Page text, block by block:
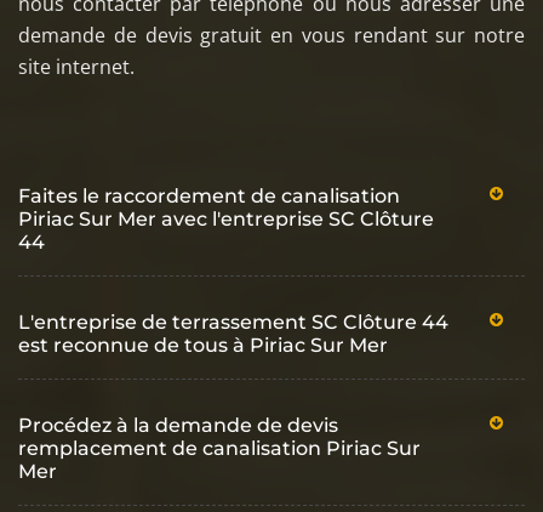
demande de devis gratuit en vous rendant sur notre
site internet.
Faites le raccordement de canalisation
Piriac Sur Mer avec l'entreprise SC Clôture
44
L'entreprise de terrassement SC Clôture 44
est reconnue de tous à Piriac Sur Mer
Procédez à la demande de devis
remplacement de canalisation Piriac Sur
Mer